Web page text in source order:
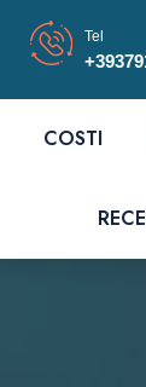
Tel
COSTI